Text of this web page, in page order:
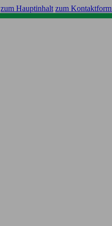
zum Hauptinhalt zum